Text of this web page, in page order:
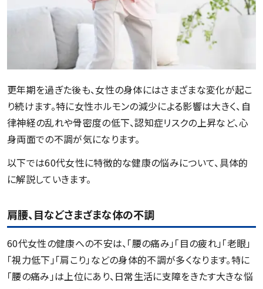
更年期を過ぎた後も、女性の身体にはさまざまな変化が起こ
り続けます。特に女性ホルモンの減少による影響は大きく、自
律神経の乱れや骨密度の低下、認知症リスクの上昇など、心
身両面での不調が気になります。
以下では60代女性に特徴的な健康の悩みについて、具体的
に解説していきます。
肩腰、目などさまざまな体の不調
60代女性の健康への不安は、「腰の痛み」「目の疲れ」「老眼」
「視力低下」「肩こり」などの身体的不調が多くなります。特に
「腰の痛み」は上位にあり、日常生活に支障をきたす大きな悩